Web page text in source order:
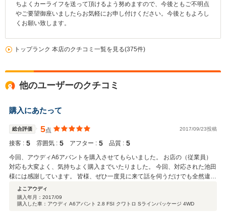
ちよくカーライフを送って頂けるよう努めますので、今後ともご不明点
やご要望御座いましたらお気軽にお申し付けください。今後ともよろし
くお願い致します。
トップランク 本店のクチコミ一覧を見る(375件)
他のユーザーのクチコミ
購入にあたって
総合評価 5点 2017/09/23投稿
接客 : 5 雰囲気 : 5 アフター : 5 品質 : 5
今回、アウディA6アバントを購入させてもらいました。 お店の（従業員）
対応も大変よく、気持ちよく購入までいたりました。 今回、対応された池田
様には感謝しています。 皆様、ぜひ一度見に来て話を伺うだけでも全然違う
と思いますので、 御検討を考えている方はトップランク船橋までお願いしま
す。 本当に有難うございました。
よこアウディ
購入年月： 2017/09
購入した車：アウディ A6アバント 2.8 FSI クワトロ Sラインパッケージ 4WD